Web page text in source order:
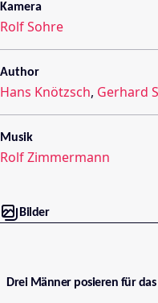
Kamera
Rolf Sohre
Author
Hans Knötzsch, Gerhard
Musik
Rolf Zimmermann
Bilder
Drei Männer posieren für